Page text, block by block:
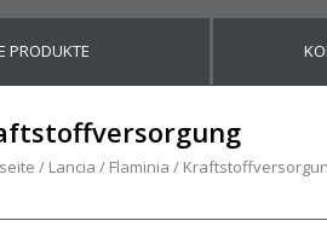
PRODUKTE
/ Lancia / Flaminia /